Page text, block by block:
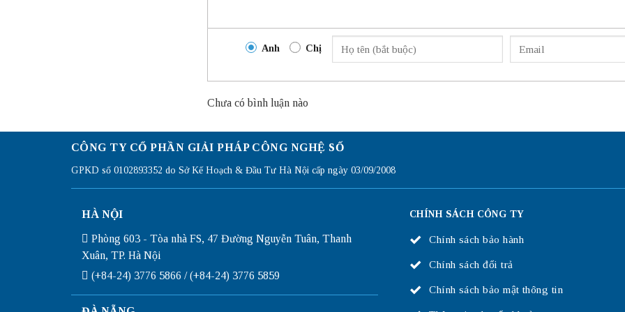
Anh Chị
Chưa có bình luận nào
CÔNG TY CỔ PHẦN GIẢI PHÁP CÔNG NGHỆ SỐ
GPKD số 0102893352 do Sở Kế Hoạch & Đầu Tư Hà Nội cấp ngày 03/09/2008
HÀ NỘI
Phòng 603 - Tòa nhà FS, 47 Đường Nguyễn Tuân, Thanh
Xuân, TP. Hà Nội
(+84-24) 3776 5866 / (+84-24) 3776 5859
CHÍNH SÁCH CÔNG TY
Chính sách bảo hành
Chính sách đổi trả
Chính sách bảo mật thông tin